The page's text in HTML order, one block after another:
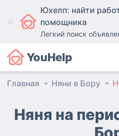
Юхелп: найти
помощника
Легкий поиск
YouHelp
Главная Няни в Бору
Няня на